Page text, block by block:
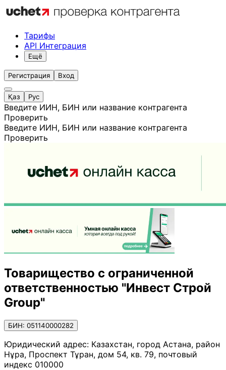
Тарифы
API Интеграция
Ещё
Регистрация Вход
Қаз Рус
Введите ИИН, БИН или название контрагента
Проверить
Введите ИИН, БИН или название контрагента
Проверить
Товарищество с ограниченной
ответственностью "Инвест Строй
Group"
БИН: 051140000282
Юридический адрес: Казахстан, город Астана, район
Нұра, Проспект Тұран, дом 54, кв. 79, почтовый
индекс 010000